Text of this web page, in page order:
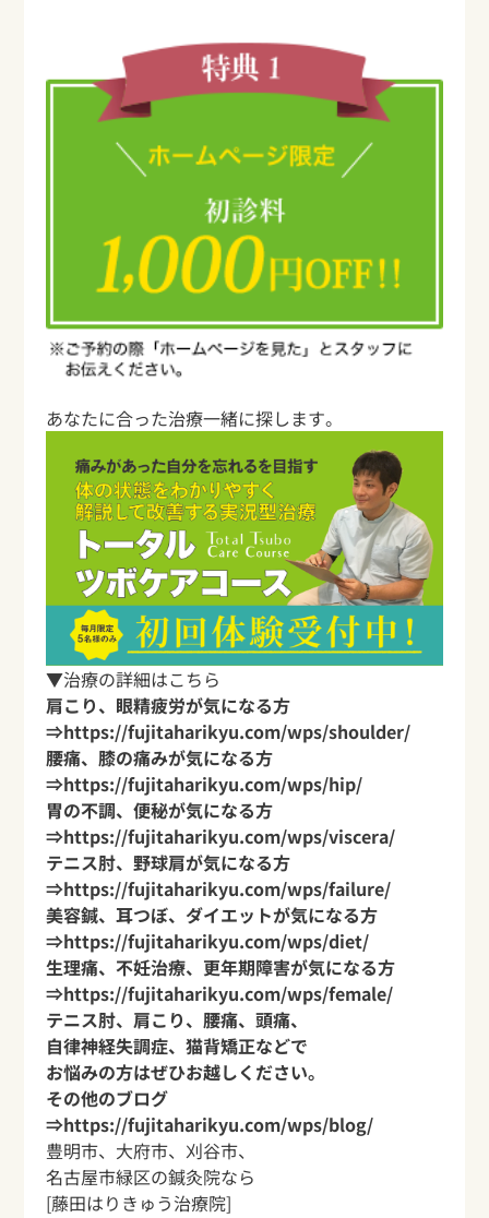
あなたに合った治療一緒に探します。
▼治療の詳細はこちら
肩こり、眼精疲労が気になる方
⇒https://fujitaharikyu.com/wps/shoulder/
腰痛、膝の痛みが気になる方
⇒https://fujitaharikyu.com/wps/hip/
胃の不調、便秘が気になる方
⇒https://fujitaharikyu.com/wps/viscera/
テニス肘、野球肩が気になる方
⇒https://fujitaharikyu.com/wps/failure/
美容鍼、耳つぼ、ダイエットが気になる方
⇒https://fujitaharikyu.com/wps/diet/
生理痛、不妊治療、更年期障害が気になる方
⇒https://fujitaharikyu.com/wps/female/
テニス肘、肩こり、腰痛、頭痛、
自律神経失調症、猫背矯正などで
お悩みの方はぜひお越しください。
その他のブログ
⇒https://fujitaharikyu.com/wps/blog/
豊明市、大府市、刈谷市、
名古屋市緑区の鍼灸院なら
[藤田はりきゅう治療院]